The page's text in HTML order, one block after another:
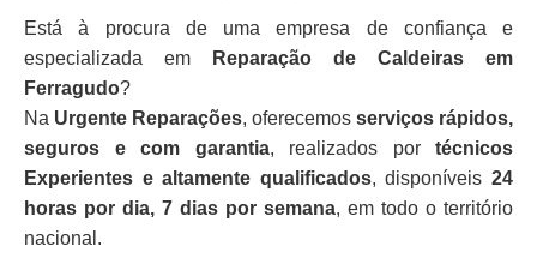
Está à procura de uma empresa de confiança e
especializada em
Reparação de Caldeiras em
Ferragudo?
Na Urgente Reparações, oferecemos serviços rápidos,
seguros e com garantia, realizados por técnicos
Experientes e altamente qualificados, disponíveis24
horas por dia, 7 dias por semana, em todo o território
nacional.